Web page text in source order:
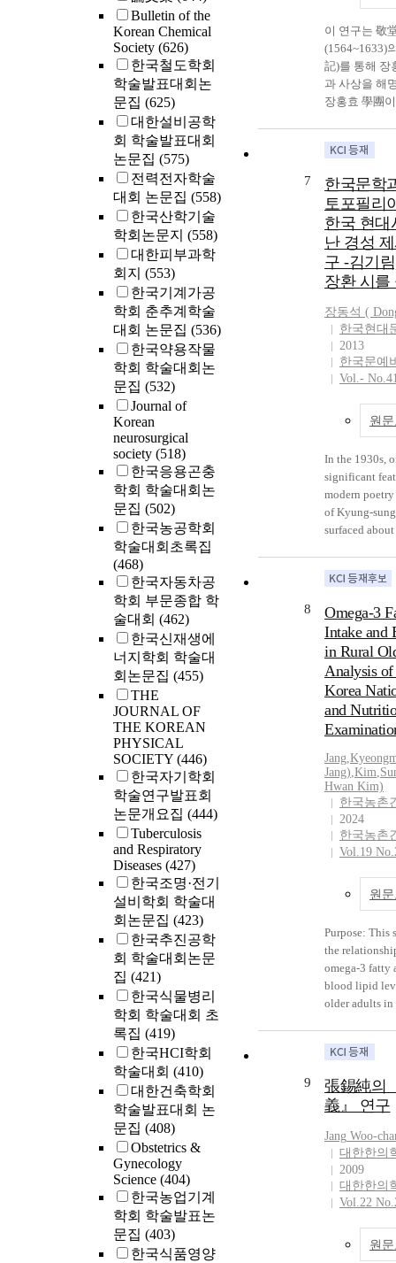
Bulletin of the
Korean Chemical
Society (626)
한국철도학회
학술발표대회논
문집 (625)
대한설비공학
회 학술발표대회
논문집 (575)
전력전자학술
대회 논문집 (558)
한국산학기술
학회논문지 (558)
대한피부과학
회지 (553)
한국기계가공
학회 춘추계학술
대회 논문집 (536)
한국약용작물
학회 학술대회논
문집 (532)
Journal of
Korean
neurosurgical
society (518)
한국응용곤충
학회 학술대회논
문집 (502)
한국농공학회
학술대회초록집
(468)
한국자동차공
학회 부문종합 학
술대회 (462)
한국신재생에
너지학회 학술대
회논문집 (455)
THE
JOURNAL OF
THE KOREAN
PHYSICAL
SOCIETY (446)
한국자기학회
학술연구발표회
논문개요집 (444)
Tuberculosis
and Respiratory
Diseases (427)
한국조명·전기
설비학회 학술대
회논문집 (423)
한국추진공학
회 학술대회논문
집 (421)
한국식물병리
학회 학술대회 초
록집 (419)
한국HCI학회
학술대회 (410)
대한건축학회
학술발표대회 논
문집 (408)
Obstetrics &
Gynecology
Science (404)
한국농업기계
학회 학술발표논
문집 (403)
한국식품영양
러한 持敬論
기본적으로
하나, 경당에
체적 삶의 모
이후 퇴계학
서 공통적으
는 하나의 특
러한 점에서
思辨的 이론
전시켰다고
우리는 이 연
거의 주목받
경북 북부지
통에 대한 새
기가 마련되
특히 퇴계학
이론적 토대
그려질 수 있
purpose of
examine the
17th century
Heung-
thoughts. This
compares
and other
Gye School in
theoretical
practical
Hyo was one
famous
Confucianism
Kyeong-Buk
through the
concerns had
to theoretical
also
moral
concerns
Gyeong-Ron(
Hak(心學).
had led him
society in
are realized
could
Neo-
century by
students in
Kyeong-Buk
Neo-
northern
proper light.
study can
Confucian
areas of
Impatiens
of level IV
yingeri, 14
such as
vulgatum, 5
and 58 taxa
including
species (LC)
crenata, 2 not
species (NE)
yingeri, were
investigated
unrecorded
forest of
first time in
이 연구는 敬
(1564~1633)
記)를 통해 장
과 사상을 해
장홍효 學團
리학적 문제
목표이다.’장
경북 북부지
대 학자이다.
서 퇴계학파
며, 또한 그 자
으로 퇴계학
심은 이론 논
않고 근본적
방면을 지향
의 중심에 있
溪의 경우처
持敬의 삶으
리고 자신의
추스르는 일
는데, 成人이
생을 써갔다.
엇보다 자신
록해나간 工
특색이며, 門
있어서 17세
성리학계의
다.’종래 학계
관한 연구는
않았다. 필자
해 종래 거의
던 장홍효의
아니라, 17세
역의 성리학
이해를 도모
다. The
is to examine
Dang-Diary
Confucian in
Kyeong-Buk
Century.
the most
Neo-
through the
concerns had
to theoretical
also
moral
society in
are realized
cultivation
could become
Neo-
century by
students in
Kyeong-Buk
Heung-Hyo
diary almost
7
한국문학
토포필리
한국 현대
난 경성
구 -김기
장환 시를
장동석 (
한국현대
2013
한국문예
Vol.-
원
In the 1930s,
significant
modern
of Kyung-
surfaced
Kyung-sung,
poems of Kim
Sang and Oh
study tries to
methods of
city of Kyung-
interactive
between these
presents
the
poetic
fragmentary.
subject, as a
distance of
have their
and Kyung-
by these
process,
exists as a
poetic space.
poetic object
relationship.
sung in Lee
mediation of
subject. Lee
sung by the
of a specific
poems, the
unintentional,
maximized.
8
Omega-3
Intake and
in Rural
Analysis of
Korea
and
Jang,
Jang),Kim,
Hwan Kim)
한국농촌
2024
한국농촌
Vol.19
원
Purpose: This
the
omega-3 fatty
blood lipid
older adults in Korea.
and Nutrition
sectional
adults aged
variables such as omega-3
fatty acid
cholesterol,
and
acid intake
9
張錫純의
義』 연구
Jang Woo-
대한한의
2009
대한한의
Vol.22
원